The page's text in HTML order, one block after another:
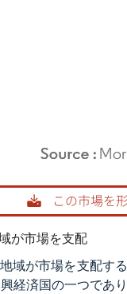
。再利用にはCC BY
が市場を支配
域が市場を支配す
経済国の一つであ